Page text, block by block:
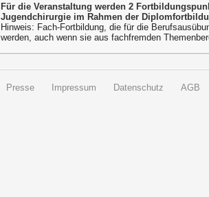
Für die Veranstaltung werden 2
Jugendchirurgie im Rahmen der
Hinweis: Fach-Fortbildung, die für die
werden, auch wenn sie aus fachfremden
Presse Impressum Datenschutz AGB